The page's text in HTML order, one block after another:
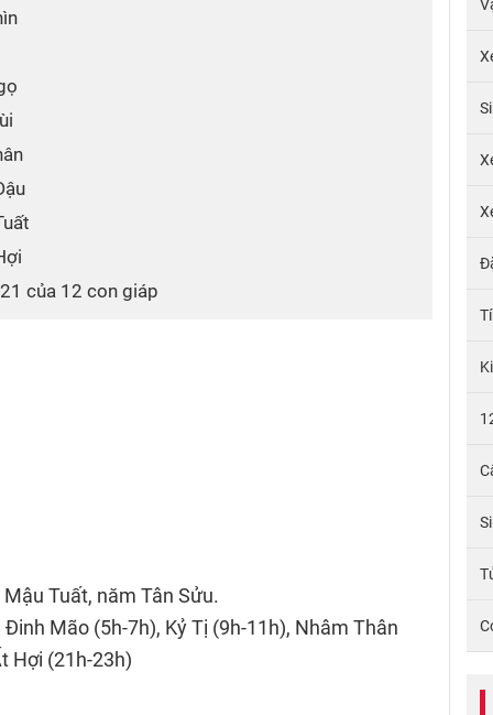
của 12 con giáp
Tuất, năm Tân Sửu.
Mão (5h-7h), Kỷ Tị (9h-11h), Nhâm Thân
Hợi (21h-23h)